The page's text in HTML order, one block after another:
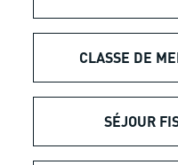
CLASSE DE
SÉJOUR